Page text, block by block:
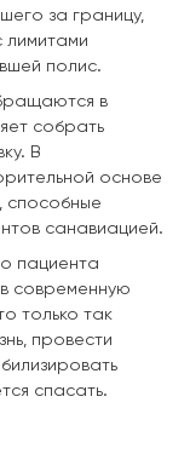
за границу,
лимитами
полис.
в
собрать
В
основе
способные
санавиацией.
пациента
в современную
только так
провести
спасать.